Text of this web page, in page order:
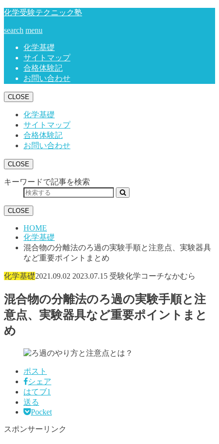
化学受験テクニック塾
search menu
化学基礎
サイトマップ
合格体験記
お問い合わせ
CLOSE
化学基礎
サイトマップ
合格体験記
お問い合わせ
CLOSE
キーワードで記事を検索
CLOSE
HOME
化学基礎
混合物の分離法のろ過の実験手順と注意点、実験器具
など重要ポイントまとめ
化学基礎2021.09.02 2023.07.15 受験化学コーチなかむら
混合物の分離法のろ過の実験手順と注
意点、実験器具など重要ポイントまと
め
ポスト
シェア
はてブ1
送る
Pocket
スポンサーリンク